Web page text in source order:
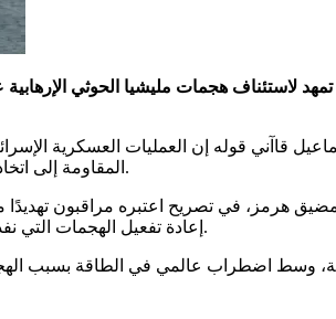
لاستئناف هجمات مليشيا الحوثي
قاآني قوله إن العمليات العسكرية
المقاومة إلى اتخاذ خطوات جديدة لتوسيع نطاق المواجهة وفتح جبهات إضافية.
في تصريح اعتبره مراقبون تهديدًا
إعادة تفعيل الهجمات التي نفذتها مليشيا الحوثي ضد السفن التجارية خلال الفترة الماضية.